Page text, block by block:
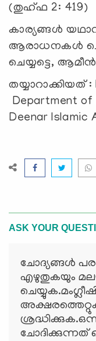
(തുഹ്ഫ 2: 419)
കാര്യങ്ങൾ
ആരാധനകൾ
ചെയ്യട്ടെ, ആമീൻ
തയ്യാറാക്കിയത് :
Department of
Deenar Islamic
ASK YOUR
ചോദ്യങ്ങള്‍
എഴുതുകയും
ചോദിക്കുന്നത്